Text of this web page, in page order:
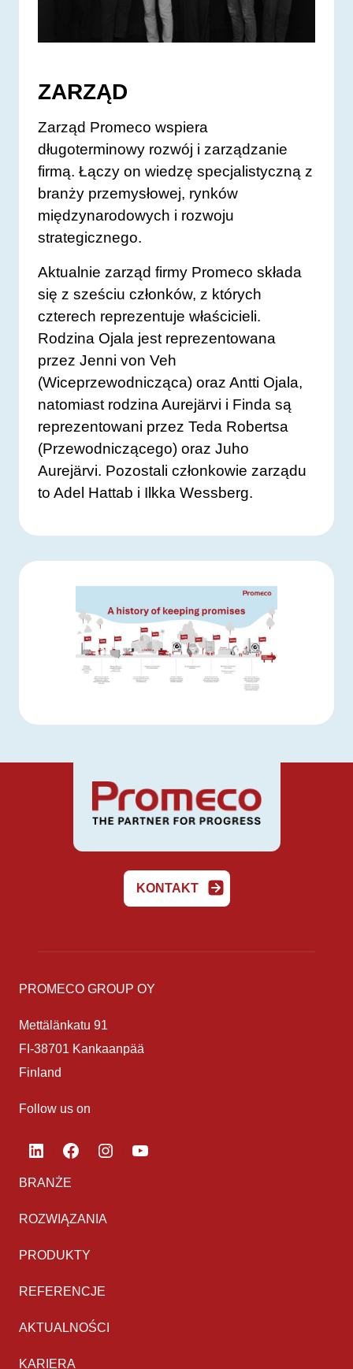
ZARZĄD
Zarząd Promeco wspiera
długoterminowy rozwój i zarządzanie
firmą. Łączy on wiedzę specjalistyczną z
branży przemysłowej, rynków
międzynarodowych i rozwoju
strategicznego.
Aktualnie zarząd firmy Promeco składa
się z sześciu członków, z których
czterech reprezentuje właścicieli.
Rodzina Ojala jest reprezentowana
przez Jenni von Veh
(Wiceprzewodnicząca) oraz Antti Ojala,
natomiast rodzina Aurejärvi i Finda są
reprezentowani przez Teda Robertsa
(Przewodniczącego) oraz Juho
Aurejärvi. Pozostali członkowie zarządu
to Adel Hattab i Ilkka Wessberg.
KONTAKT
PROMECO GROUP OY
Mettälänkatu 91
FI-38701 Kankaanpää
Finland
Follow us on
LinkedInFacebook
BRANŻE
ROZWIĄZANIA
PRODUKTY
REFERENCJE
AKTUALNOŚCI
KARIERA